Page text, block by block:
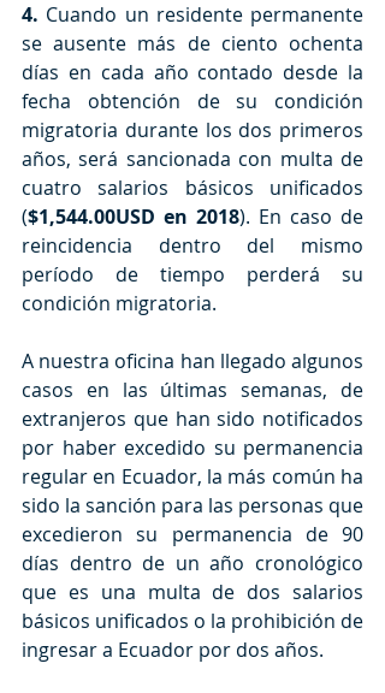
4. Cuando un residente permanente
se ausente más de ciento ochenta
días en cada año contado desde la
fecha obtención de su condición
migratoria durante los dos primeros
años, será sancionada con multa de
cuatro salarios básicos unificados
($1,544.00USD en 2018). En caso de
reincidencia dentro del mismo
período de tiempo perderá su
condición migratoria.
A nuestra oficina han llegado algunos
casos en las últimas semanas, de
extranjeros que han sido notificados
por haber excedido su permanencia
regular en Ecuador, la más común ha
sido la sanción para las personas que
excedieron su permanencia de 90
días dentro de un año cronológico
que es una multa de dos salarios
básicos unificados o la prohibición de
ingresar a Ecuador por dos años.